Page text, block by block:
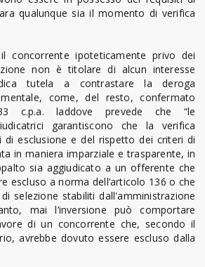
qualunque sia il momento di verifica
concorrente ipoteticamente privo dei
non è titolare di alcun interesse
tutela a contrastare la deroga
come, del resto, confermato
c.p.a. laddove prevede che “le
garantiscono che la verifica
di esclusione e del rispetto dei criteri di
in maniera imparziale e trasparente, in
sia aggiudicato a un offerente che
escluso a norma dell’articolo 136 o che
selezione stabiliti dall'amministrazione
mai l’inversione può comportare
di un concorrente che, secondo il
avrebbe dovuto essere escluso dalla